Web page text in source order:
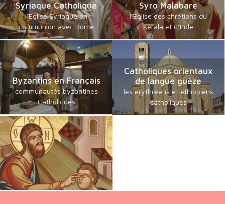
Syriaque Catholique
l’Eglise Syriaque en
communion avec Rome
Syro Malabare
l’Eglise des chrétiens du
Kerala et d’Inde
Byzantins en Français
communautés byzantines
Catholiques
Catholiques orientaux
de langue guèze
les érythréens et éthiopiens
catholiques